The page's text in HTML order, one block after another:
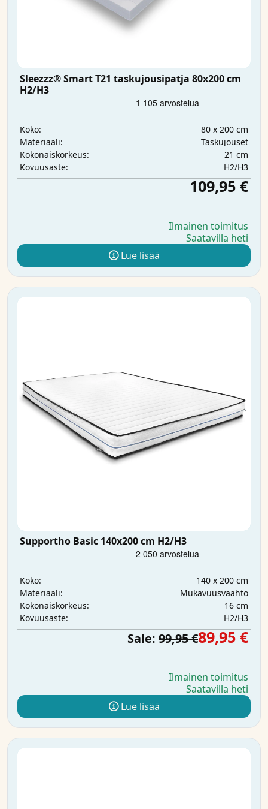
Sleezzz® Smart T21 taskujousipatja 80x200 cm
H2/H3
Koko:
80 x 200 cm
Materiaali:
Taskujouset
Kokonaiskorkeus:
21 cm
Kovuusaste:
H2/H3
109,95 €
Ilmainen toimitus
Saatavilla heti
Lue lisää
Supportho Basic 140x200 cm H2/H3
Koko:
140 x 200 cm
Materiaali:
Mukavuusvaahto
Kokonaiskorkeus:
16 cm
Kovuusaste:
H2/H3
Sale: 99,95 €89,95 €
Ilmainen toimitus
Saatavilla heti
Lue lisää